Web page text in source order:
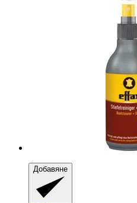
Добавяне